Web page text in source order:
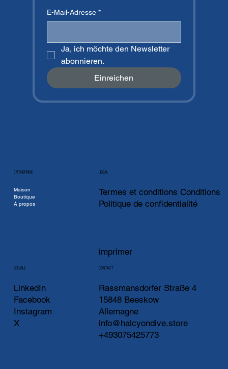
E-Mail-Adresse *
Ja, ich möchte den Newsletter
abonnieren.
Einreichen
ENTREPRISE
Maison
Boutique
À propos
LÉGAL
Termes et conditions Conditions
Politique de confidentialité
imprimer
SOCIALE
LinkedIn
Facebook
Instagram
X
CONTACT
Rassmansdorfer Straße 4
15848 Beeskow
Allemagne
info@halcyondive.store
+493075425773